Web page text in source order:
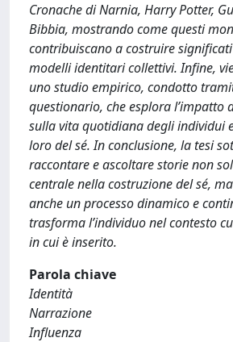
Cronache di Narnia, Harry Potter,
Bibbia, mostrando come questi
contribuiscano a costruire
modelli identitari collettivi. Infine,
uno studio empirico, condotto
questionario, che esplora l’impatto
sulla vita quotidiana degli individui
loro del sé. In conclusione, la tesi
raccontare e ascoltare storie non
centrale nella costruzione del sé,
anche un processo dinamico e
trasforma l’individuo nel contesto
in cui è inserito.
Parola chiave
Identità
Narrazione
Influenza